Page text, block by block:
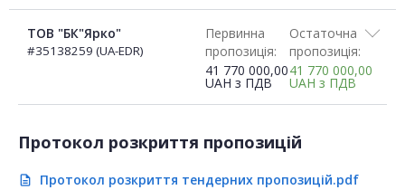
ТОВ "БК"Ярко"
#35138259 (UA-EDR)
Первинна
пропозиція:
41 770 000,00
UAH з ПДВ
Остаточна
пропозиція:
41 770 000,00
UAH з ПДВ
Протокол розкриття пропозицій
description Протокол розкриття тендерних пропозицій.pdf